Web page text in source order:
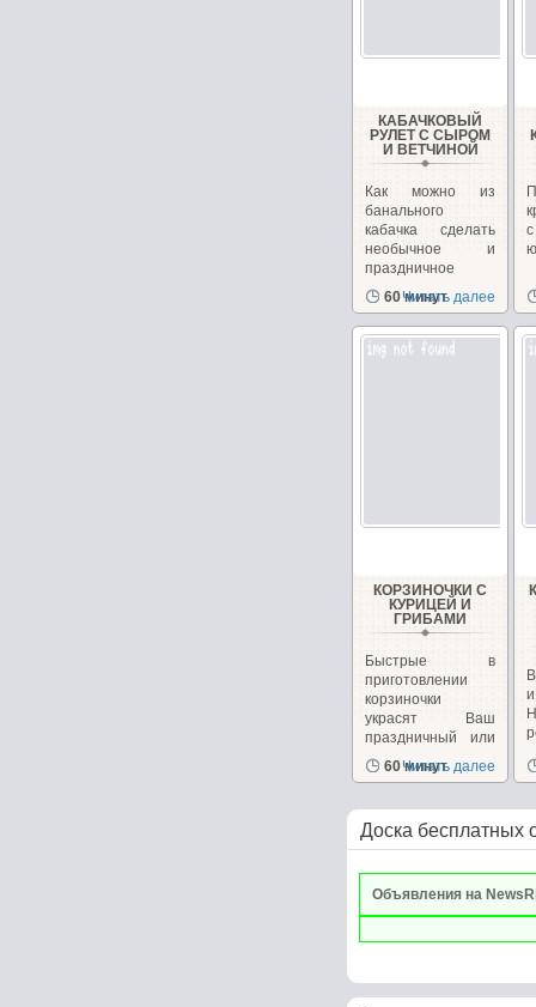
КАБАЧКОВЫЙ
РУЛЕТ С СЫРОМ
И ВЕТЧИНОЙ
Как можно из
банального
кабачка сделать
необычное и
праздничное
блюдо. Взяв...
60 минут
Читать далее
КОРЗИНОЧКИ С
КУРИЦЕЙ И
ГРИБАМИ
Быстрые в
приготовлении
корзиночки
украсят Ваш
праздничный или
повседневный...
60 минут
Читать далее
Доска бесплатных
Объявления на